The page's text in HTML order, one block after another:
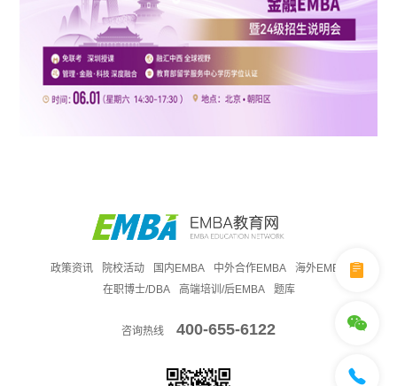
政策资讯 院校活动 国内EMBA 中外合作EMBA
海外EMBA
在职博士/DBA
高端培训/后EMBA 题库
咨询热线 400-655-6122